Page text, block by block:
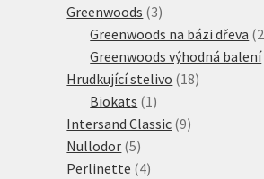
produktů
Greenwoods 33
produkty
Greenwoods na bázi dřeva 2
Greenwoods výhodná balení
Hrudkující stelivo 1818
Biokats 1 1
produkt
Intersand Classic 99
Nullodor 55
produktů
Perlinette 44